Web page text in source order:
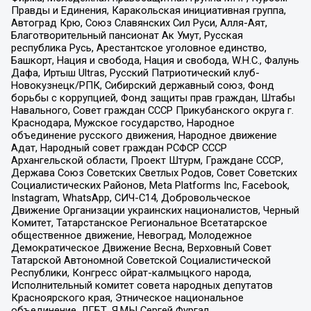
Правды и Единения, Каракольская инициативная группа,
Автоград Крю, Союз Славянских Сил Руси, Алля-Аят,
Благотворительный пансионат Ак Умут, Русская
республика Русь, Арестантское уголовное единство,
Башкорт, Нация и свобода, Нация и свобода, W.H.С., Фалунь
Дафа, Иртыш Ultras, Русский Патриотический клуб-
Новокузнецк/РПК, Сибирский державный союз, Фонд
борьбы с коррупцией, Фонд защиты прав граждан, Штабы
Навального, Совет граждан СССР Прикубанского округа г.
Краснодара, Мужское государство, Народное
объединение русского движения, Народное движение
Адат, Народный совет граждан РСФСР СССР
Архангельской области, Проект Штурм, Граждане СССР,
Держава Союз Советских Светлых Родов, Совет Советских
Социалистических Районов, Meta Platforms Inc, Facebook,
Instagram, WhatsApp, СИЧ-С14, Добровольческое
Движение Организации украинских националистов, Черный
Комитет, Татарстанское Региональное Всетатарское
общественное движение, Невоград, Молодежное
Демократическое Движение Весна, Верховный Совет
Татарской Автономной Советской Социалистической
Республики, Конгресс ойрат-калмыцкого народа,
Исполнительный комитет совета народных депутатов
Красноярского края, Этническое национальное